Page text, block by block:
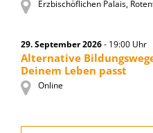
Erzbischöflichen Palais,
29. September 2026- 19:00 Uhr
Alternative
Deinem Leben passt
Online